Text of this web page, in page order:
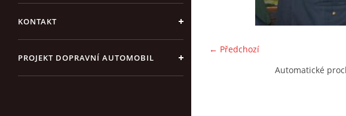
KONTAKT
PROJEKT DOPRAVNÍ AUTOMOBIL
← Předchozí
Automatické